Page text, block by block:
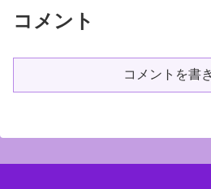
コメント
コメントを書